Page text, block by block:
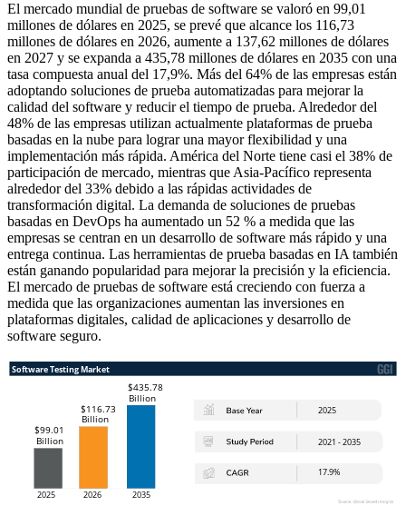
El mercado mundial de pruebas de software se valoró en 99,01
millones de dólares en 2025, se prevé que alcance los 116,73
millones de dólares en 2026, aumente a 137,62 millones de dólares
en 2027 y se expanda a 435,78 millones de dólares en 2035 con una
tasa compuesta anual del 17,9%. Más del 64% de las empresas están
adoptando soluciones de prueba automatizadas para mejorar la
calidad del software y reducir el tiempo de prueba. Alrededor del
48% de las empresas utilizan actualmente plataformas de prueba
basadas en la nube para lograr una mayor flexibilidad y una
implementación más rápida. América del Norte tiene casi el 38% de
participación de mercado, mientras que Asia-Pacífico representa
alrededor del 33% debido a las rápidas actividades de
transformación digital. La demanda de soluciones de pruebas
basadas en DevOps ha aumentado un 52 % a medida que las
empresas se centran en un desarrollo de software más rápido y una
entrega continua. Las herramientas de prueba basadas en IA también
están ganando popularidad para mejorar la precisión y la eficiencia.
El mercado de pruebas de software está creciendo con fuerza a
medida que las organizaciones aumentan las inversiones en
plataformas digitales, calidad de aplicaciones y desarrollo de
software seguro.